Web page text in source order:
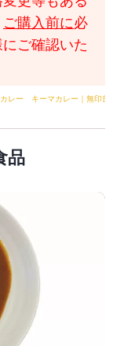
ご購入前に必
ご確認いた
レー キーマカレー｜無印良
品